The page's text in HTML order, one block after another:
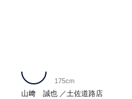
山﨑 誠也 土佐道路店
175cm